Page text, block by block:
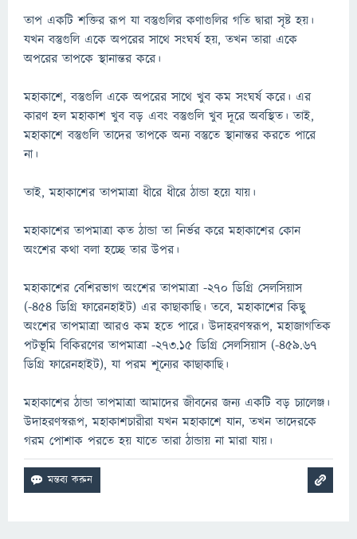
তাপ একটি শক্তির রূপ যা বস্তুগুলির কণাগুলির গতি দ্বারা সৃষ্ট হয়।
যখন বস্তুগুলি একে অপরের সাথে সংঘর্ষ হয়, তখন তারা একে
অপরের তাপকে স্থানান্তর করে।
মহাকাশে, বস্তুগুলি একে অপরের সাথে খুব কম সংঘর্ষ করে। এর
কারণ হল মহাকাশ খুব বড় এবং বস্তুগুলি খুব দূরে অবস্থিত। তাই,
মহাকাশে বস্তুগুলি তাদের তাপকে অন্য বস্তুতে স্থানান্তর করতে পারে
না।
তাই, মহাকাশের তাপমাত্রা ধীরে ধীরে ঠান্ডা হয়ে যায়।
মহাকাশের তাপমাত্রা কত ঠান্ডা তা নির্ভর করে মহাকাশের কোন
অংশের কথা বলা হচ্ছে তার উপর।
মহাকাশের বেশিরভাগ অংশের তাপমাত্রা -২৭০ ডিগ্রি সেলসিয়াস
(-৪৫৪ ডিগ্রি ফারেনহাইট) এর কাছাকাছি। তবে, মহাকাশের কিছু
অংশের তাপমাত্রা আরও কম হতে পারে। উদাহরণস্বরূপ, মহাজাগতিক
পটভূমি বিকিরণের তাপমাত্রা -২৭৩.১৫ ডিগ্রি সেলসিয়াস (-৪৫৯.৬৭
ডিগ্রি ফারেনহাইট), যা পরম শূন্যের কাছাকাছি।
মহাকাশের ঠান্ডা তাপমাত্রা আমাদের জীবনের জন্য একটি বড় চ্যালেঞ্জ।
উদাহরণস্বরূপ, মহাকাশচারীরা যখন মহাকাশে যান, তখন তাদেরকে
গরম পোশাক পরতে হয় যাতে তারা ঠান্ডায় না মারা যায়।